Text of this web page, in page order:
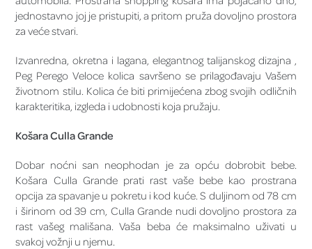
jednostavno joj je pristupiti, a pritom pruža dovoljno prostora
za veće stvari.
Izvanredna, okretna i lagana, elegantnog talijanskog dizajna ,
Peg Perego Veloce kolica savršeno se prilagođavaju Vašem
životnom stilu. Kolica će biti primijećena zbog svojih odličnih
karakteritika, izgleda i udobnosti koja pružaju.
Košara Culla Grande
Dobar noćni san neophodan je za opću dobrobit bebe.
Košara Culla Grande prati rast vaše bebe kao prostrana
opcija za spavanje u pokretu i kod kuće. S duljinom od 78 cm
i širinom od 39 cm, Culla Grande nudi dovoljno prostora za
rast vašeg mališana. Vaša beba će maksimalno uživati u
svakoj vožnji u njemu.